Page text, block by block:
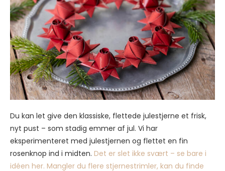
Du kan let give den klassiske, flettede julestjerne et frisk,
nyt pust – som stadig emmer af jul. Vi har
eksperimenteret med julestjernen og flettet en fin
rosenknop ind i midten. Det er slet ikke svært – se bare i
idéen her. Mangler du flere stjernestrimler, kan du finde